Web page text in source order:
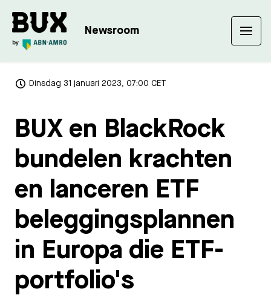
Newsroom
Dinsdag 31 januari 2023, 07:00 CET
BUX en BlackRock
bundelen krachten
en lanceren ETF
beleggingsplannen
in Europa die ETF-
portfolio's